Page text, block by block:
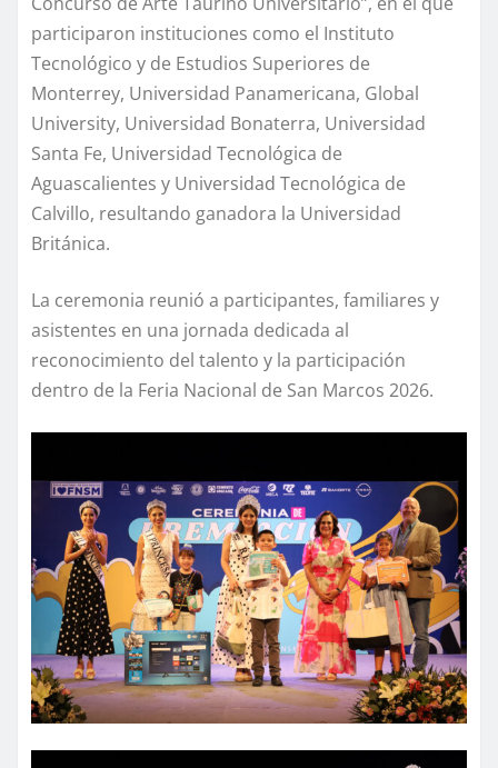
participaron instituciones como el Instituto
Tecnológico y de Estudios Superiores de
Monterrey, Universidad Panamericana, Global
University, Universidad Bonaterra, Universidad
Santa Fe, Universidad Tecnológica de
Aguascalientes y Universidad Tecnológica de
Calvillo, resultando ganadora la Universidad
Británica.
La ceremonia reunió a participantes, familiares y
asistentes en una jornada dedicada al
reconocimiento del talento y la participación
dentro de la Feria Nacional de San Marcos 2026.